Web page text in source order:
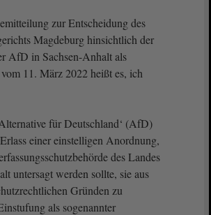
zur Entscheidung des
Magdeburg hinsichtlich der
AfD in Sachsen-Anhalt als
11. März 2022 heißt es, ich
für Deutschland‘ (AfD)
einer einstelligen Anordnung,
des Landes
untersagt werden sollte, sie aus
Gründen zu
als sogenannter